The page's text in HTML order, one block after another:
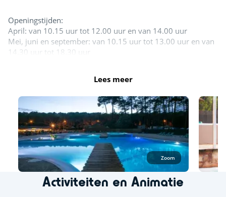
Openingstijden:
April: van 10.15 uur tot 12.00 uur en van 14.00 uur
Mei, juni en september: van 10.15 uur tot 13.00 uur en van
14.30 uur tot 18.30 uur
boxershorts, bikini's, badpakken, boerkini's etc. van geschikt
zwemmateriaal toegestaan.
Buiten- en binnenzwembad
Buitenzwembad
Splashzone - Kinderspelletjes
Lees meer
Zoom
Activiteiten en Animatie